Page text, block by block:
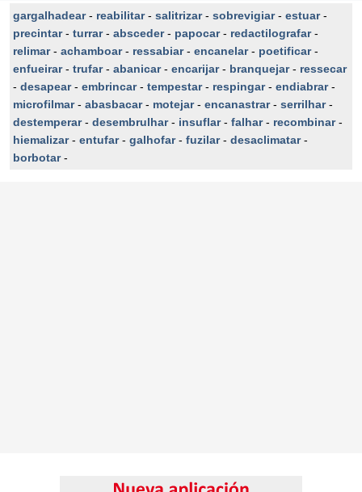
gargalhadear- reabilitar- salitrizar- sobrevigiar- estuar-
precintar- turrar- absceder- papocar- redactilografar-
relimar- achamboar- ressabiar- encanelar- poetificar-
enfueirar- trufar- abanicar- encarijar- branquejar- ressecar
- desapear- embrincar- tempestar- respingar- endiabrar-
microfilmar- abasbacar- motejar- encanastrar- serrilhar-
destemperar- desembrulhar- insuflar- falhar- recombinar-
hiemalizar- entufar- galhofar- fuzilar- desaclimatar-
borbotar-